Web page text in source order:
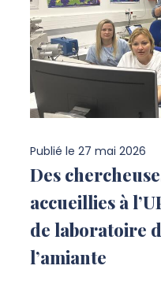
Publié le 27 mai 2026
Des
accueillies à
de laboratoire
l’amiante